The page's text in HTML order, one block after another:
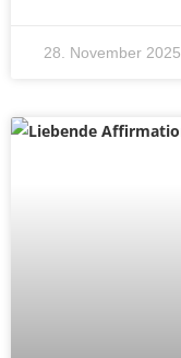
28. November 2025